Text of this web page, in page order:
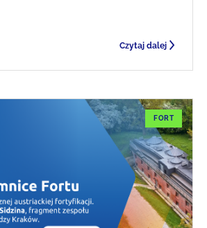
Czytaj dalej
FORT